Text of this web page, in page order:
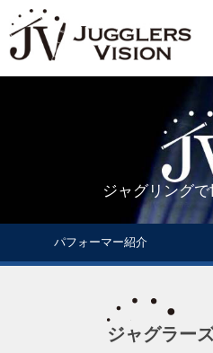
ジャグリング
パフォーマー紹介
ジャグラー